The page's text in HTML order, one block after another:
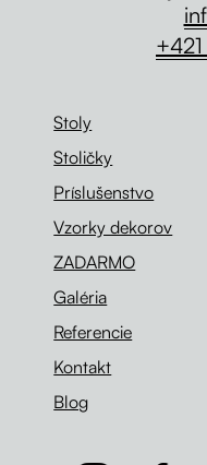
Stoly
Stoličky
Príslušenstvo
Vzorky dekorov
ZADARMO
Galéria
Referencie
Kontakt
Blog